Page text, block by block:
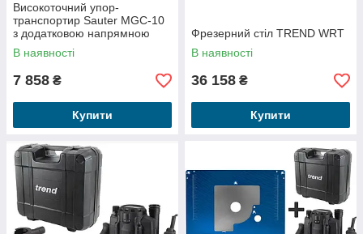
Високоточний упор-
транспортир Sauter MGC-10
з додатковою напрямною
рейкою 3/4" (19,05 мм)
В наявності
7 858 ₴
Купити
Фрезерний стіл TREND WRT
В наявності
36 158 ₴
Купити